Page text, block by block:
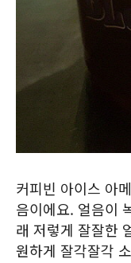
커피빈 아이스 아
음이에요. 얼음이
래 저렇게 잘잘한
원하게 잘각잘각